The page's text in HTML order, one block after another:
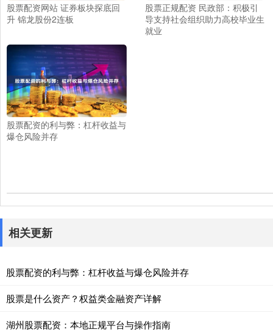
股票配资网站 证券板块探底回
升 锦龙股份2连板
股票正规配资 民政部：积极引
导支持社会组织助力高校毕业生
就业
股票配资的利与弊：杠杆收益与
爆仓风险并存
相关更新
股票配资的利与弊：杠杆收益与爆仓风险并存
股票是什么资产？权益类金融资产详解
湖州股票配资：本地正规平台与操作指南